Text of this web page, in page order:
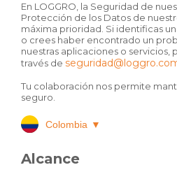
En LOGGRO, la Seguridad de
Protección de los Datos de
máxima prioridad. Si identificas
o crees haber encontrado un
nuestras aplicaciones o servicios,
través de
Tu colaboración nos permite
seguro.
Colombia ▼
Alcance